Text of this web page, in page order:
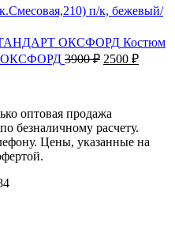
п/к, бежевый/
₽.
Костюм
ОКСФОРД 3900₽ 2500 ₽
оптовая продажа
безналичному расчету.
Цены, указанные на